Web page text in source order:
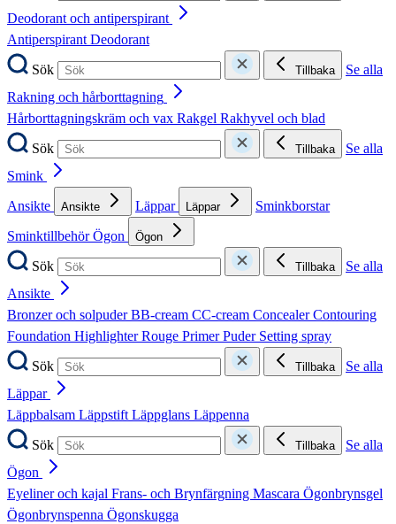
Deodorant och antiperspirant
AntiperspirantDeodorant
Sök
Tillbaka
Se alla
Rakning och hårborttagning
Hårborttagningskräm och vax Rakgel Rakhyvel och blad
Sök
Tillbaka
Se alla
Smink
Ansikte
Ansikte Läppar Läppar
Sminkborstar
SminktillbehörÖgon Ögon
Sök Tillbaka
Se alla
Ansikte
Bronzer och solpuderBB-cream CC-cream ConcealerContouring
Foundation HighlighterRouge PrimerPuder Setting spray
Sök
Tillbaka
Se alla
Läppar
Läppbalsam LäppstiftLäppglans Läppenna
Sök
Tillbaka
Se alla
Ögon
Eyeliner och kajal Frans- och Brynfärgning Mascara Ögonbrynsgel
Ögonbrynspenna Ögonskugga